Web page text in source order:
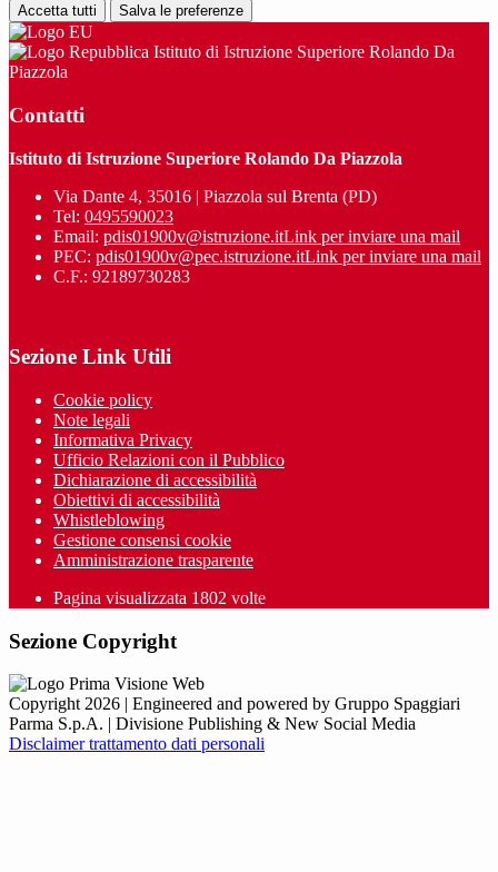
Accetta tutti Salva le preferenze
Istituto di Istruzione Superiore Rolando Da
Piazzola
Contatti
Istituto di Istruzione Superiore Rolando Da Piazzola
Via Dante 4, 35016 | Piazzola sul Brenta (PD)
Tel: 0495590023
Email: pdis01900v@istruzione.itLink per inviare una mail
PEC: pdis01900v@pec.istruzione.itLink per inviare una mail
C.F.: 92189730283
Sezione Link Utili
Cookie policy
Note legali
Informativa Privacy
Ufficio Relazioni con il Pubblico
Dichiarazione di accessibilità
Obiettivi di accessibilità
Whistleblowing
Gestione consensi cookie
Amministrazione trasparente
Pagina visualizzata 1802 volte
Sezione Copyright
Copyright 2026 | Engineered and powered by Gruppo Spaggiari
Parma S.p.A. | Divisione Publishing & New Social Media
Disclaimer trattamento dati personali